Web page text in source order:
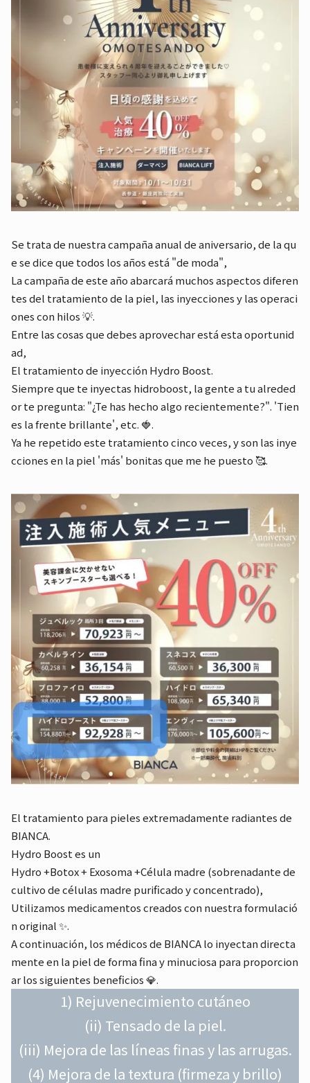
Se trata de nuestra campaña anual de aniversario, de la qu
e se dice que todos los años está "de moda",
La campaña de este año abarcará muchos aspectos diferen
tes del tratamiento de la piel, las inyecciones y las operaci
ones con hilos 💡.
Entre las cosas que debes aprovechar está esta oportunid
ad,
El tratamiento de inyección Hydro Boost.
Siempre que te inyectas hidroboost, la gente a tu alreded
or te pregunta: "¿Te has hecho algo recientemente?". 'Tien
es la frente brillante', etc. 🍓.
Ya he repetido este tratamiento cinco veces, y son las inye
cciones en la piel 'más' bonitas que me he puesto 🥰.
El tratamiento para pieles extremadamente radiantes de
BIANCA.
Hydro Boost es un
Hydro +Botox + Exosoma +Célula madre (sobrenadante de
cultivo de células madre purificado y concentrado),
Utilizamos medicamentos creados con nuestra formulació
n original ✨.
A continuación, los médicos de BIANCA lo inyectan directa
mente en la piel de forma fina y minuciosa para proporcion
ar los siguientes beneficios 💎.
1) Rejuvenecimiento cutáneo
(ii) Tensado de la piel.
(iii) Mejora de las líneas finas y las arrugas.
(4) Mejora de la textura (firmeza y brillo)